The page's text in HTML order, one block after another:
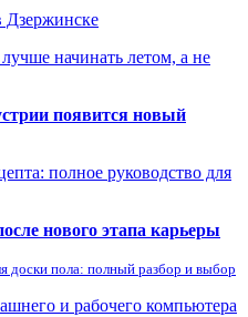
Дзержинске
начинать летом, а не
появится новый
полное руководство для
нового этапа карьеры
доски пола: полный разбор и выбор
и рабочего компьютера